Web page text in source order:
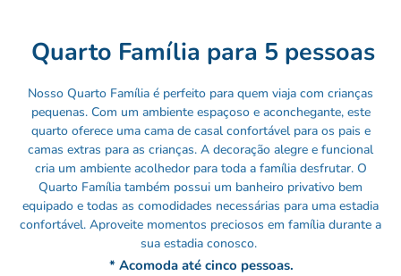
Quarto Família para 5 pessoas
Nosso Quarto Família é perfeito para quem viaja com crianças
pequenas. Com um ambiente espaçoso e aconchegante, este
quarto oferece uma cama de casal confortável para os pais e
camas extras para as crianças. A decoração alegre e funcional
cria um ambiente acolhedor para toda a família desfrutar. O
Quarto Família também possui um banheiro privativo bem
equipado e todas as comodidades necessárias para uma estadia
confortável. Aproveite momentos preciosos em família durante a
sua estadia conosco.
* Acomoda até cinco pessoas.